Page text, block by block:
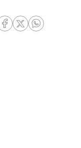
RRSS Facebook
RRSS Twitter
RRSS